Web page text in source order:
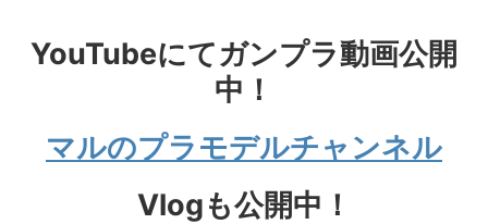
YouTubeにてガンプラ動画公開
中！
マルのプラモデルチャンネル
Vlogも公開中！